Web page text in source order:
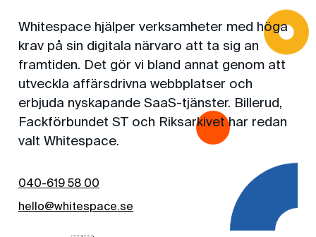
Whitespace hjälper verksamheter med höga
krav på sin digitala närvaro att ta sig an
framtiden. Det gör vi bland annat genom att
utveckla affärsdrivna webbplatser och
erbjuda nyskapande SaaS-tjänster. Billerud,
Fackförbundet ST och Riksarkivet har redan
valt Whitespace.
040-619 58 00
hello@whitespace.se